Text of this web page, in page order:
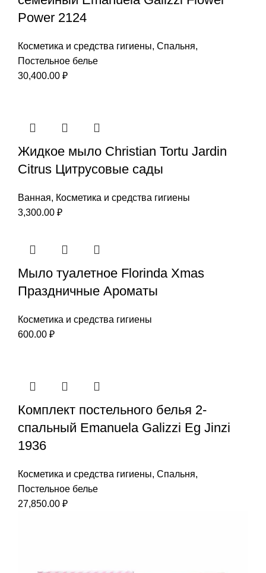
Power 2124
Косметика и средства гигиены, Спальня,
Постельное белье
30,400.00 ₽
Жидкое мыло Christian Tortu Jardin
Citrus Цитрусовые сады
Ванная, Косметика и средства гигиены
3,300.00 ₽
Мыло туалетное Florinda Xmas
Праздничные Ароматы
Косметика и средства гигиены
600.00 ₽
Комплект постельного белья 2-
спальный Emanuela Galizzi Eg Jinzi
1936
Косметика и средства гигиены, Спальня,
Постельное белье
27,850.00 ₽